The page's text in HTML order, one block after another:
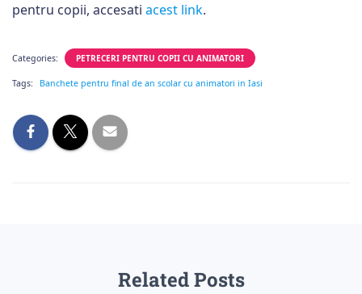
pentru copii, accesati acest link.
Categories: PETRECERI PENTRU COPII CU ANIMATORI
Tags: Banchete pentru final de an scolar cu animatori in Iasi
Related Posts